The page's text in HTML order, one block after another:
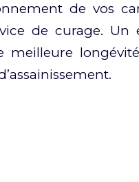
de vos
de curage. Un
meilleure